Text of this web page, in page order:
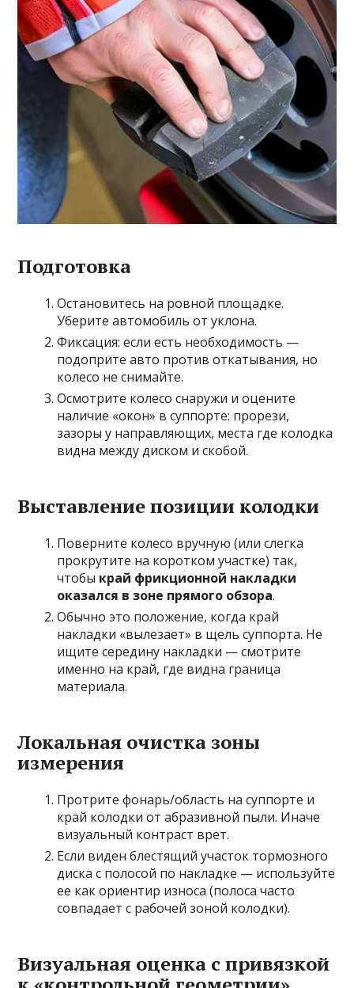
Подготовка
Остановитесь на ровной площадке.
Уберите автомобиль от уклона.
Фиксация: если есть необходимость —
подоприте авто против откатывания, но
колесо не снимайте.
Осмотрите колесо снаружи и оцените
наличие «окон» в суппорте: прорези,
зазоры у направляющих, места где колодка
видна между диском и скобой.
Выставление позиции колодки
Поверните колесо вручную (или слегка
прокрутите на коротком участке) так,
чтобы край фрикционной накладки
оказался в зоне прямого обзора.
Обычно это положение, когда край
накладки «вылезает» в щель суппорта. Не
ищите середину накладки — смотрите
именно на край, где видна граница
материала.
Локальная очистка зоны
измерения
Протрите фонарь/область на суппорте и
край колодки от абразивной пыли. Иначе
визуальный контраст врет.
Если виден блестящий участок тормозного
диска с полосой по накладке — используйте
ее как ориентир износа (полоса часто
совпадает с рабочей зоной колодки).
Визуальная оценка с привязкой